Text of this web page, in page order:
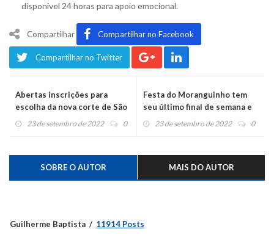
disponível 24 horas para apoio emocional.
Compartilhar Compartilhar no Facebook
Compartilhar no Twitter
Abertas inscrições para
escolha da nova corte de São
Pedro da Serra
23 de setembro de 2022 0
Festa do Moranguinho tem
seu último final de semana e
pode chegar perto dos 200
23 de setembro de 2022 0
SOBRE O AUTOR MAIS DO AUTOR
Guilherme Baptista 11914 Posts